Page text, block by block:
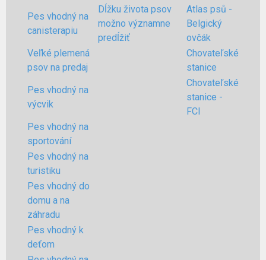
Pes vhodný na
canisterapiu
Dĺžku života psov
možno významne
predĺžiť
Atlas psů -
Belgický
ovčák
Veľké plemená
psov na predaj
Chovateľské
stanice
Pes vhodný na
výcvik
Chovateľské
stanice -
FCI
Pes vhodný na
sportování
Pes vhodný na
turistiku
Pes vhodný do
domu a na
záhradu
Pes vhodný k
deťom